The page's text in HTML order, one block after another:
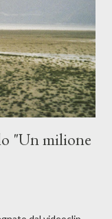
ora è, che giorno
come singolo una
"Un milione